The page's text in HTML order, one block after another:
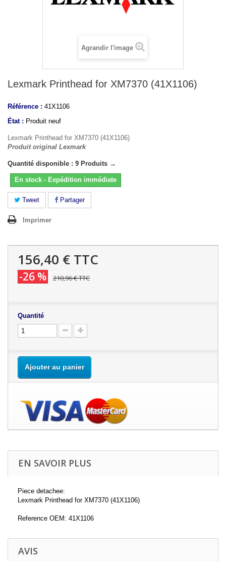
Agrandir l'image
Lexmark Printhead for XM7370 (41X1106)
Référence : 41X1106
État : Produit neuf
Lexmark Printhead for XM7370 (41X1106)
Produit original Lexmark
Quantité disponible : 9 Produits →
En stock - Expédition immédiate
Tweet Partager
Imprimer
156,40 € TTC
-26 % 210,96 €TTC
Quantité
Ajouter au panier
EN SAVOIR PLUS
Piece detachee:
Lexmark Printhead for XM7370 (41X1106)
Reference OEM: 41X1106
AVIS